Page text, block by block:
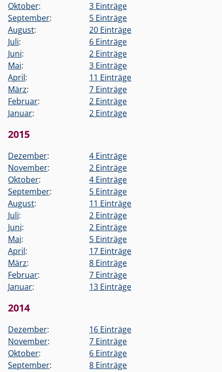
Oktober:
3 Einträge
September:
5 Einträge
August:
20 Einträge
Juli:
6 Einträge
Juni:
2 Einträge
Mai:
3 Einträge
April:
11 Einträge
März:
7 Einträge
Februar:
2 Einträge
Januar: 2 Einträge
2015
Dezember:
4 Einträge
November:
2 Einträge
Oktober:
4 Einträge
September:
5 Einträge
August:
11 Einträge
Juli:
2 Einträge
Juni:
2 Einträge
Mai:
5 Einträge
April:
17 Einträge
März:
8 Einträge
Februar:
7 Einträge
Januar: 13 Einträge
2014
Dezember:
16 Einträge
November:
7 Einträge
Oktober:
6 Einträge
September:
8 Einträge